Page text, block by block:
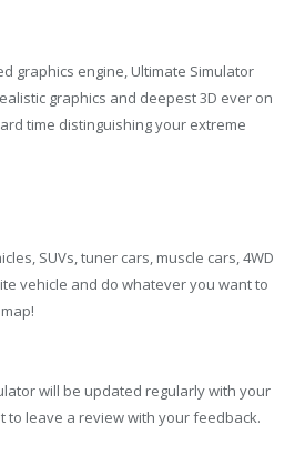
graphics engine, Ultimate Simulator
graphics and deepest 3D ever on
time distinguishing your extreme
SUVs, tuner cars, muscle cars, 4WD
vehicle and do whatever you want to
will be updated regularly with your
to leave a review with your feedback.